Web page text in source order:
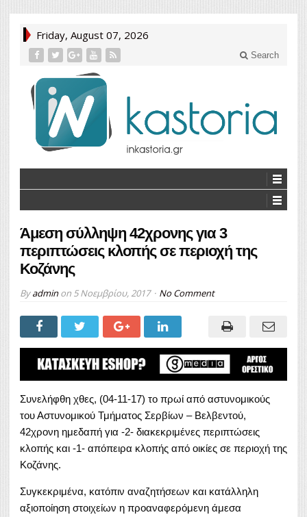
Friday, August 07, 2026
Search
Άμεση σύλληψη 42χρονης για 3
περιπτώσεις κλοπής σε περιοχή της
Κοζάνης
Byadminon 5 Νοεμβρίου, 2017 No Comment
Συνελήφθη χθες, (04-11-17) το πρωί από αστυνομικούς
του Αστυνομικού Τμήματος Σερβίων – Βελβεντού,
42χρονη ημεδαπή για -2- διακεκριμένες περιπτώσεις
κλοπής και -1- απόπειρα κλοπής από οικίες σε περιοχή της
Κοζάνης.
Συγκεκριμένα, κατόπιν αναζητήσεων και κατάλληλη
αξιοποίηση στοιχείων η προαναφερόμενη άμεσα